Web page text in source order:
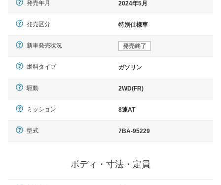
発売年月 2024年5月
発売区分 特別仕様車
新車発売状況 発売終了
燃料タイプ ガソリン
駆動 2WD(FR)
ミッション 8速AT
型式 7BA-95229
ボディ・寸法・定員